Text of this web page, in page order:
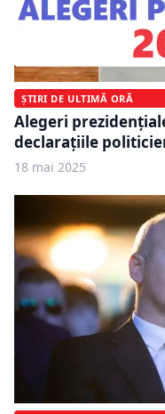
ȘTIRI DE ULTIMĂ ORĂ
Alegeri
declarațiile
18 mai 2025